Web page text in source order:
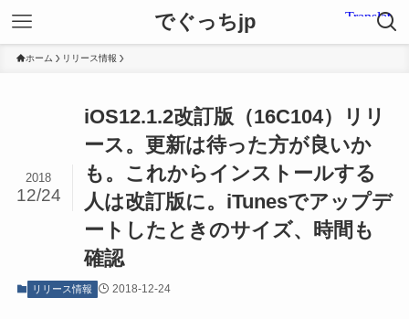
でぐっちjp
ホーム リリース情報
iOS12.1.2改訂版（16C104）リリ
ース。更新は待った方が良いか
も。これからインストールする
人は改訂版に。iTunesでアップデ
ートしたときのサイズ、時間も
確認
2018
12/24
リリース情報 2018-12-24